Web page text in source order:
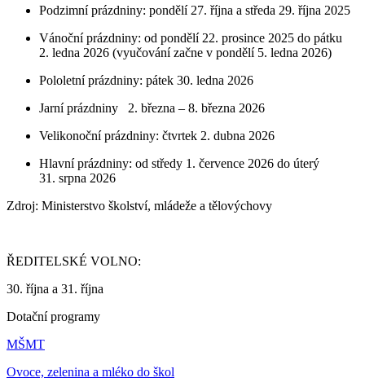
Podzimní prázdniny: pondělí 27. října a středa 29. října 2025
Vánoční prázdniny: od pondělí 22. prosince 2025 do pátku
2. ledna 2026 (vyučování začne v pondělí 5. ledna 2026)
Pololetní prázdniny: pátek 30. ledna 2026
Jarní prázdniny 2. března – 8. března 2026
Velikonoční prázdniny: čtvrtek 2. dubna 2026
Hlavní prázdniny: od středy 1. července 2026 do úterý
31. srpna 2026
Zdroj: Ministerstvo školství, mládeže a tělovýchovy
ŘEDITELSKÉ VOLNO:
30. října a 31. října
Dotační programy
MŠMT
Ovoce, zelenina a mléko do škol